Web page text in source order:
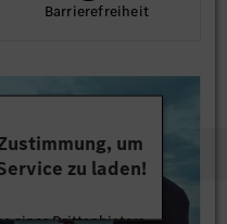
Barriere­frei­heit
um
zu laden!